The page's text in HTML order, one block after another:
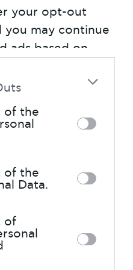
your opt-out
you may continue
ads based on
disclosed to third
the further
information
IAB’s list of
This
be disclosed by us
that may
third parties.
of the
of the
Data.
of
μέτρησης του
απτικά αλλά και